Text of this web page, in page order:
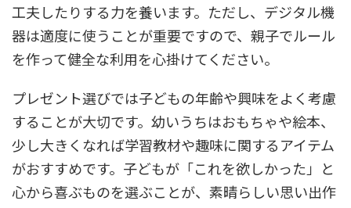
工夫したりする力を養います。ただし、デジタル機
器は適度に使うことが重要ですので、親子でルール
を作って健全な利用を心掛けてください。
プレゼント選びでは子どもの年齢や興味をよく考慮
することが大切です。幼いうちはおもちゃや絵本、
少し大きくなれば学習教材や趣味に関するアイテム
がおすすめです。子どもが「これを欲しかった」と
心から喜ぶものを選ぶことが、素晴らしい思い出作